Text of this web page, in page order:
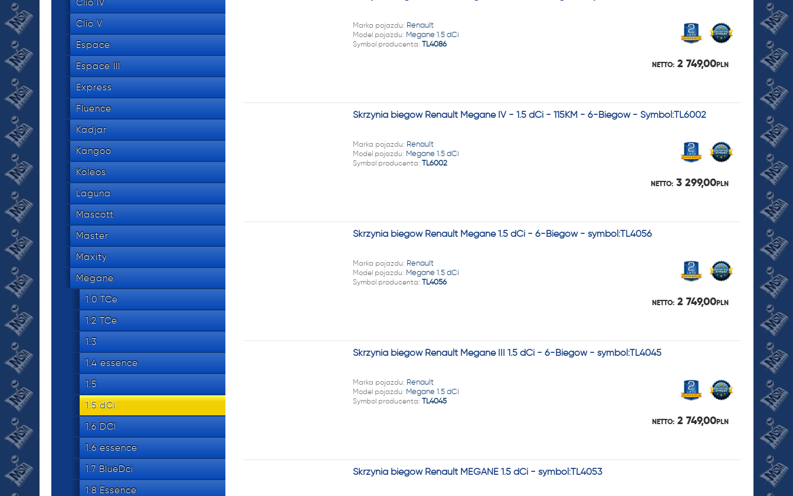
tel.
Clio IV
Clio V
Espace
Espace III
Express
Fluence
Kadjar
Kangoo
Koleos
Laguna
Mascott
Master
Maxity
Megane
1.0 TCe
1.2 TCe
1.3
1.4 essence
1.5
1.5 dCi
1.6 DCI
1.6 essence
1.7 BlueDci
1.8 Essence
Marka pojazdu: Renault
Model pojazdu: Megane 1.5 dCi
Symbol producenta: TL4086
NETTO: 2 749,00PLN
Skrzynia biegów Renault Megane IV - 1.5 dCi - 115KM - 6-Biegów - Symbol:TL6002
Marka pojazdu: Renault
Model pojazdu: Megane 1.5 dCi
Symbol producenta: TL6002
NETTO: 3 299,00PLN
Skrzynia biegów Renault Megane 1.5 dCi - 6-Biegów - symbol:TL4056
Marka pojazdu: Renault
Model pojazdu: Megane 1.5 dCi
Symbol producenta: TL4056
NETTO: 2 749,00PLN
Skrzynia biegów Renault Megane III 1.5 dCi - 6-Biegów - symbol:TL4045
Marka pojazdu: Renault
Model pojazdu: Megane 1.5 dCi
Symbol producenta: TL4045
NETTO: 2 749,00PLN
Skrzynia biegów Renault MEGANE 1.5 dCi - symbol:TL4053